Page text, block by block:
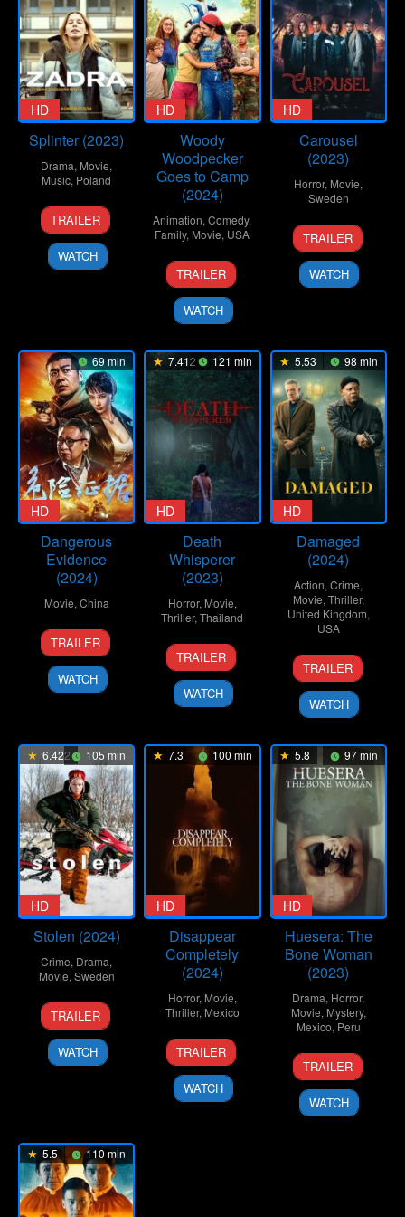
HD
Splinter (2023)
Drama, Movie,
Music, Poland
10
Mar
2023
Grzegorz
Mołda
TRAILER
WATCH
HD
Woody
Woodpecker
Goes to Camp
(2024)
Animation,Comedy,
Family, Movie, USA
12
Apr
2024
Jonathan
A.
Rosenbaum
TRAILER
WATCH
HD
Carousel
(2023)
Horror, Movie,
Sweden
20
Oct
2023
Simon
Sandquist
TRAILER
WATCH
69 min
HD
Dangerous
Evidence
(2024)
Movie,China
9
Apr
2024
TRAILER
WATCH
7.412 121 min
HD
Death
Whisperer
(2023)
Horror, Movie,
Thriller,Thailand
25
Oct
2023
Taweewat
Wantha
TRAILER
WATCH
5.53 98 min
HD
Damaged
(2024)
Action,Crime,
Movie,Thriller,
United Kingdom,
USA
12
Apr
2024
Terry
McDonough
TRAILER
WATCH
6.422 105 min
HD
Stolen (2024)
Crime, Drama,
Movie,Sweden
12
Apr
2024
Elle-
Márjá
Eira
TRAILER
WATCH
7.3 100 min
HD
Disappear
Completely
(2024)
Horror, Movie,
Thriller, Mexico
29
Feb
2024
Luis
Javier
Henaine
TRAILER
WATCH
5.8 97 min
HD
Huesera: The
Bone Woman
(2023)
Drama, Horror,
Movie, Mystery,
Mexico, Peru
10
Feb
2023
Michelle
Garza
Cervera
TRAILER
WATCH
5.5 110 min